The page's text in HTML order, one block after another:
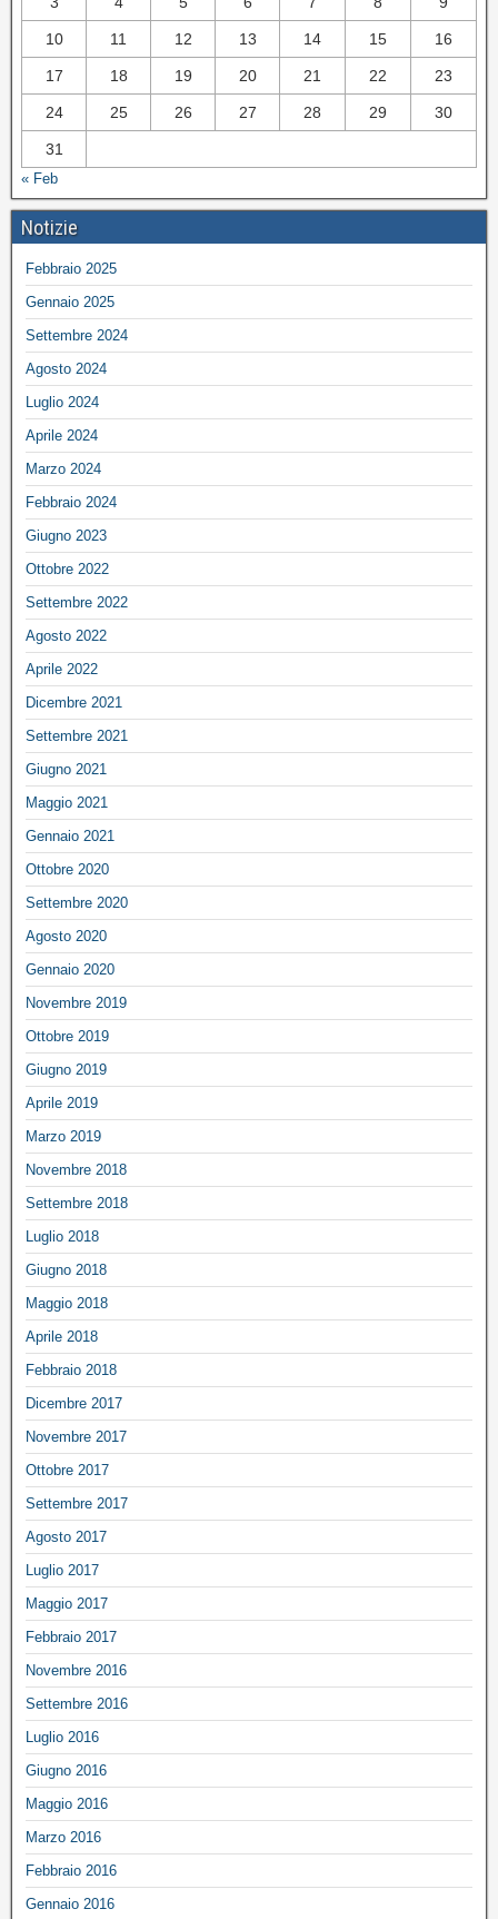
10 11 12 13 14 15 16
17 18 19 20 21 22 23
24 25 26 27 28 29 30
31
« Feb
Notizie
Febbraio 2025
Gennaio 2025
Settembre 2024
Agosto 2024
Luglio 2024
Aprile 2024
Marzo 2024
Febbraio 2024
Giugno 2023
Ottobre 2022
Settembre 2022
Agosto 2022
Aprile 2022
Dicembre 2021
Settembre 2021
Giugno 2021
Maggio 2021
Gennaio 2021
Ottobre 2020
Settembre 2020
Agosto 2020
Gennaio 2020
Novembre 2019
Ottobre 2019
Giugno 2019
Aprile 2019
Marzo 2019
Novembre 2018
Settembre 2018
Luglio 2018
Giugno 2018
Maggio 2018
Aprile 2018
Febbraio 2018
Dicembre 2017
Novembre 2017
Ottobre 2017
Settembre 2017
Agosto 2017
Luglio 2017
Maggio 2017
Febbraio 2017
Novembre 2016
Settembre 2016
Luglio 2016
Giugno 2016
Maggio 2016
Marzo 2016
Febbraio 2016
Gennaio 2016